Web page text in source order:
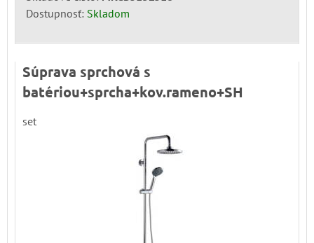
Dostupnosť: Skladom
Súprava sprchová s
batériou+sprcha+kov.rameno+SH
set